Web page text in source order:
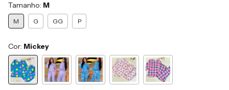
Tamanho: M
M G GG P
Cor: Mickey